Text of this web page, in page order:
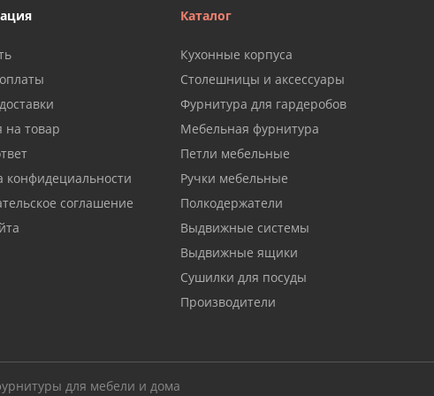
на товар
конфидециальности
соглашение
Каталог
Кухонные корпуса
Столешницы и аксессуары
Фурнитура для гардеробов
Мебельная фурнитура
Петли мебельные
Ручки мебельные
Полкодержатели
Выдвижные системы
Выдвижные ящики
Сушилки для посуды
Производители
для мебели и дома